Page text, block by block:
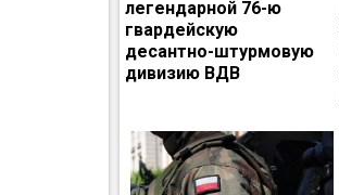
легендарной 76-ю
гвардейскую
десантно-штурмовую
дивизию ВДВ